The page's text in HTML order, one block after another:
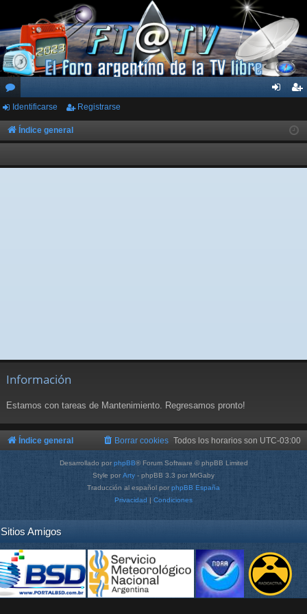
or
os
ar
ist
rs
Identificarse Registrarse
Índice general
Información
Estamos con tareas de Mantenimiento. Regresamos pronto!
Índice general Todos los horarios son UTC-03:00
Borrar cookies
Desarrollado por phpBB® Forum Software © phpBB Limited
Style por Arty - phpBB 3.3 por MrGaby
Traducción al español por phpBB España
Privacidad | Condiciones
Sitios Amigos